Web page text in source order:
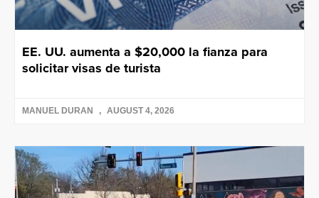
EE. UU. aumenta a $20,000 la fianza para
solicitar visas de turista
MANUEL DURAN AUGUST 4, 2026